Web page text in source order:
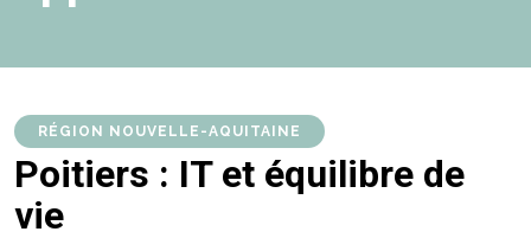
RÉGION NOUVELLE-AQUITAINE
Poitiers : IT et équilibre de
vie